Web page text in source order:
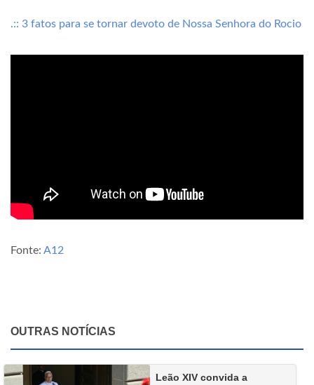
.:: 3 fatos para se tornar devoto de Nossa Senhora do Rocio
Fonte: A12
OUTRAS NOTÍCIAS
Leão XIV convida a